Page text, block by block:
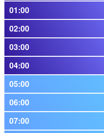
01:00
02:00
03:00
04:00
05:00
06:00
07:00